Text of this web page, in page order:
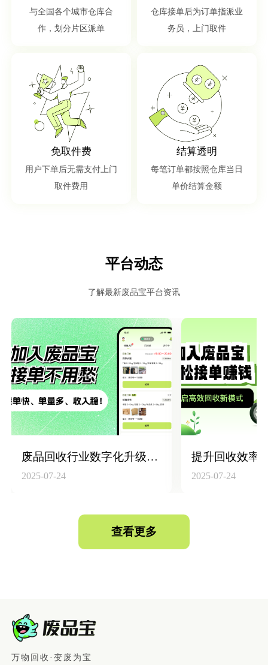
与全国各个城市仓库合
作，划分片区派单
仓库接单后为订单指派业
务员，上门取件
免取件费
用户下单后无需支付上门
取件费用
结算透明
每笔订单都按照仓库当日
单价结算金额
平台动态
了解最新废品宝平台资讯
废品回收行业数字化升级：构建“回收员+平台+仓库”高效联动体系
2025-07-24 2025-07-24
查看更多
万物回收·变废为宝